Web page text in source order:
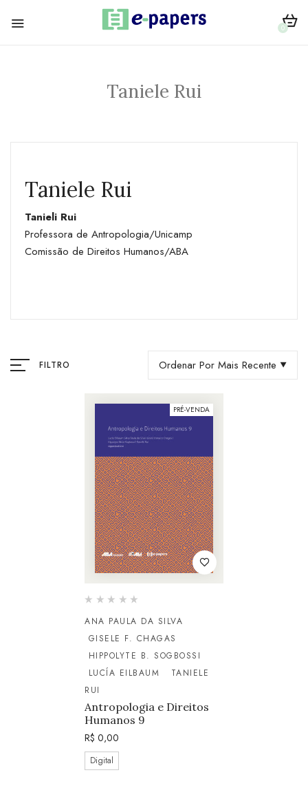
0
Taniele Rui
Taniele Rui
Tanieli Rui
Professora de Antropologia/Unicamp
Comissão de Direitos Humanos/ABA
FILTRO Ordenar Por Mais Recente
PRÉ-VENDA
ANA PAULA DA SILVA
GISELE F. CHAGAS
HIPPOLYTE B. SOGBOSSI
LUCÍA EILBAUM
TANIELE
RUI
Antropologia e Direitos
Humanos 9
R$ 0,00
Digital